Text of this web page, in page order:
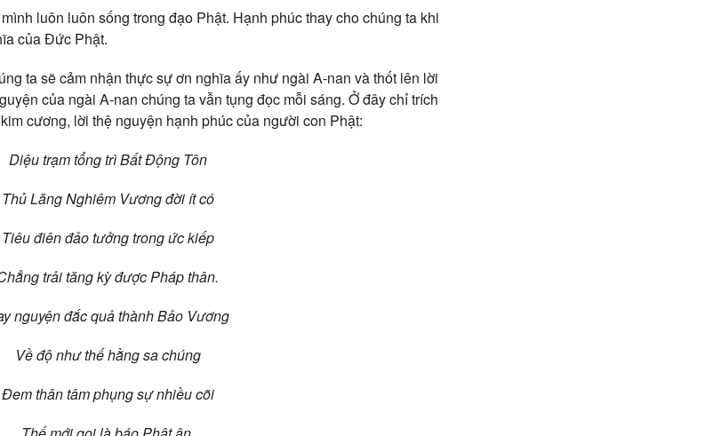
luôn luôn sống trong đạo Phật. Hạnh phúc thay cho chúng ta khi
của Đức Phật.
ta sẽ cảm nhận thực sự ơn nghĩa ấy như ngài A-nan và thốt lên lời
của ngài A-nan chúng ta vẫn tụng đọc mỗi sáng. Ở đây chỉ trích
cương, lời thệ nguyện hạnh phúc của người con Phật:
Diệu trạm tổng trì Bất Động Tôn
Thủ Lăng Nghiêm Vương đời ít có
Tiêu điên đảo tưởng trong ức kiếp
trải tăng kỳ được Pháp thân.
nguyện đắc quả thành Bảo Vương
Về độ như thế hằng sa chúng
Đem thân tâm phụng sự nhiều cõi